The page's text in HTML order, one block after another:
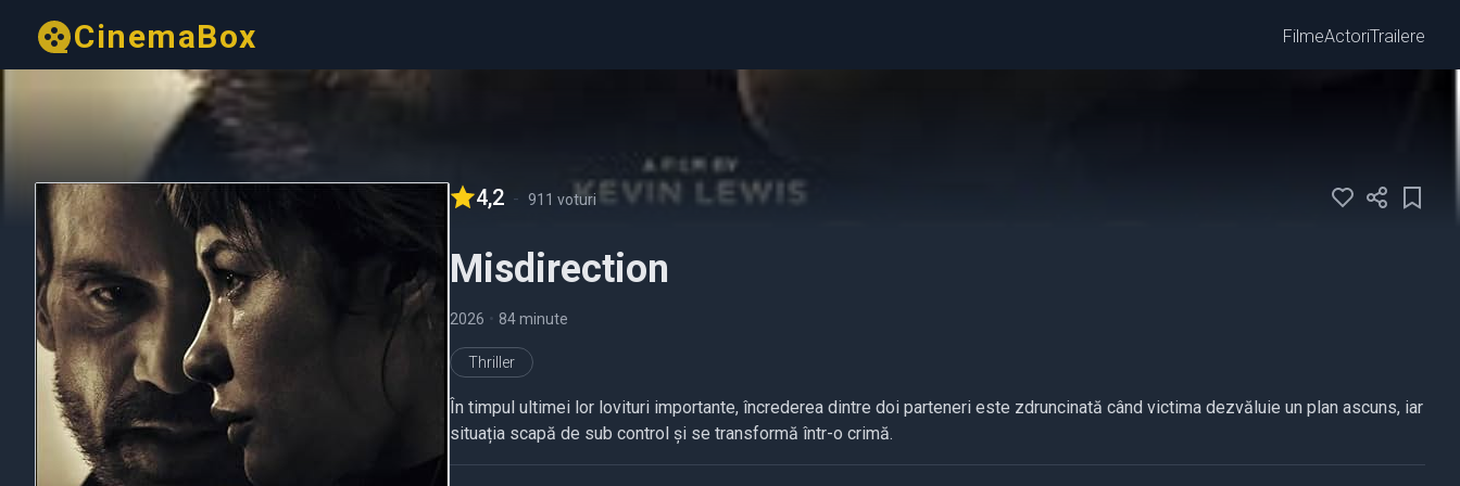
CinemaBox FilmeActoriTrailere
4,2 - 911 voturi
Misdirection
2026 • 84 minute
Thriller
În timpul ultimei lor lovituri importante, încrederea dintre doi parteneri este zdruncinată când victima dezvăluie un plan ascuns, iar
situația scapă de sub control și se transformă într-o crimă.